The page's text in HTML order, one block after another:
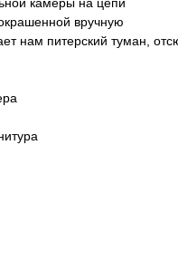
камеры на цепи
вручную
нам питерский туман,